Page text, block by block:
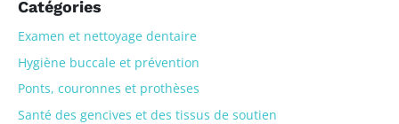
Catégories
Examen et nettoyage dentaire
Hygiène buccale et prévention
Ponts, couronnes et prothèses
Santé des gencives et des tissus de soutien